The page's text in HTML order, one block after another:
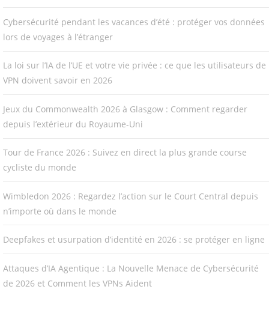
Cybersécurité pendant les vacances d’été : protéger vos données
lors de voyages à l’étranger
La loi sur l’IA de l’UE et votre vie privée : ce que les utilisateurs de
VPN doivent savoir en 2026
Jeux du Commonwealth 2026 à Glasgow : Comment regarder
depuis l’extérieur du Royaume-Uni
Tour de France 2026 : Suivez en direct la plus grande course
cycliste du monde
Wimbledon 2026 : Regardez l’action sur le Court Central depuis
n’importe où dans le monde
Deepfakes et usurpation d’identité en 2026 : se protéger en ligne
Attaques d’IA Agentique : La Nouvelle Menace de Cybersécurité
de 2026 et Comment les VPNs Aident